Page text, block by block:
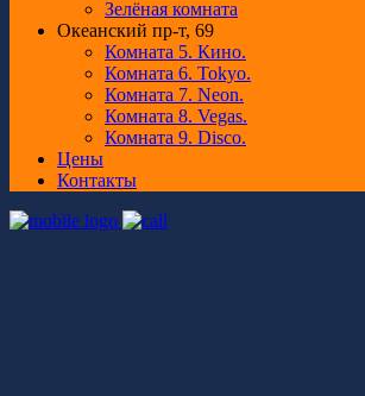
Зелёная комната
Океанский пр-т, 69
Комната 5. Кино.
Комната 6. Tokyo.
Комната 7. Neon.
Комната 8. Vegas.
Комната 9. Disco.
Цены
Контакты